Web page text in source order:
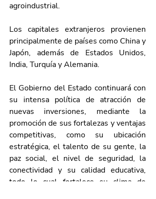
agroindustrial.
Los capitales extranjeros provienen
principalmente de países como China y
Japón, además de Estados Unidos,
India, Turquía y Alemania.
El Gobierno del Estado continuará con
su intensa política de atracción de
nuevas inversiones, mediante la
promoción de sus fortalezas y ventajas
competitivas, como su ubicación
estratégica, el talento de su gente, la
paz social, el nivel de seguridad, la
conectividad y su calidad educativa,
todo lo cual fortalece su clima de